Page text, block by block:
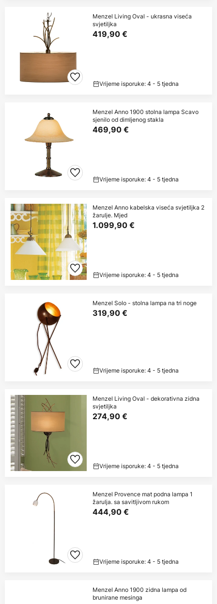
Menzel Living Oval - ukrasna viseća
svjetiljka
419,90 €
Vrijeme isporuke: 4 - 5 tjedna
Menzel Anno 1900 stolna lampa Scavo
sjenilo od dimljenog stakla
469,90 €
Vrijeme isporuke: 4 - 5 tjedna
Menzel Anno kabelska viseća svjetiljka 2
žarulje. Mjed
1.099,90 €
Vrijeme isporuke: 4 - 5 tjedna
Menzel Solo - stolna lampa na tri noge
319,90 €
Vrijeme isporuke: 4 - 5 tjedna
Menzel Living Oval - dekorativna zidna
svjetiljka
274,90 €
Vrijeme isporuke: 4 - 5 tjedna
Menzel Provence mat podna lampa 1
žarulja. sa savitljivom rukom
444,90 €
Vrijeme isporuke: 4 - 5 tjedna
Menzel Anno 1900 zidna lampa od
brunirane mesinga